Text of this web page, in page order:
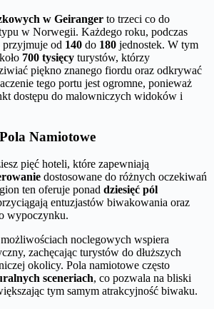
w Geiranger to trzeci co do
w Norwegii. Każdego roku, podczas
przyjmuje od 140 do 180 jednostek. W tym
700 tysięcy turystów, którzy
piękno znanego fiordu oraz odkrywać
tego portu jest ogromne, ponieważ
dostępu do malowniczych widoków i
Namiotowe
pięć hoteli, które zapewniają
dostosowane do różnych oczekiwań
ten oferuje ponad dziesięć pól
entuzjastów biwakowania oraz
wypoczynku.
noclegowych wspiera
zachęcając turystów do dłuższych
okolicy. Pola namiotowe często
sceneriach, co pozwala na bliski
tym samym atrakcyjność biwaku.